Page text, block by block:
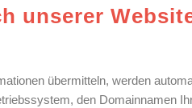
unserer
übermitteln, werden
den Domainnamen